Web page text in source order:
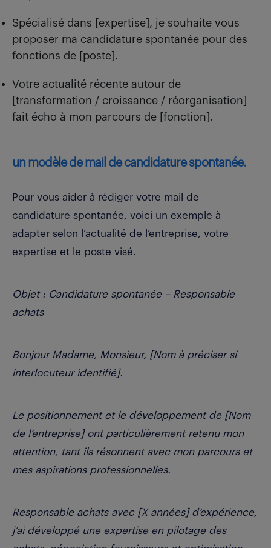
Spécialisé dans [expertise], je souhaite vous
proposer ma candidature spontanée pour des
fonctions de [poste].
Votre actualité récente autour de
[transformation / croissance / réorganisation]
fait écho à mon parcours de [fonction].
un modèle de mail de candidature spontanée.
Pour vous aider à rédiger votre mail de
candidature spontanée, voici un exemple à
adapter selon l’actualité de l’entreprise, votre
expertise et le poste visé.
Objet : Candidature spontanée – Responsable
achats
Bonjour Madame, Monsieur, [Nom à préciser si
interlocuteur identifié].
Le positionnement et le développement de [Nom
de l’entreprise] ont particulièrement retenu mon
attention, tant ils résonnent avec mon parcours et
mes aspirations professionnelles.
Responsable achats avec [X années] d’expérience,
j’ai développé une expertise en pilotage des